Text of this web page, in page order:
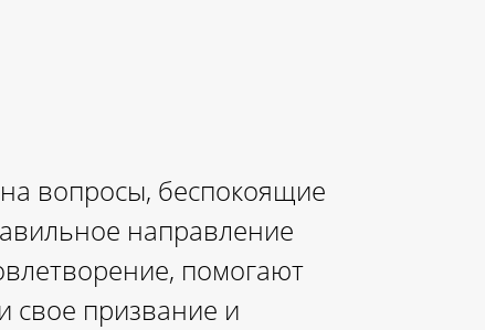
вопросы, беспокоящие
направление
помогают
свое призвание и